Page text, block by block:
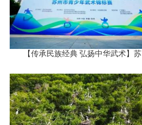
【传承民族经典 弘扬中华武术】苏